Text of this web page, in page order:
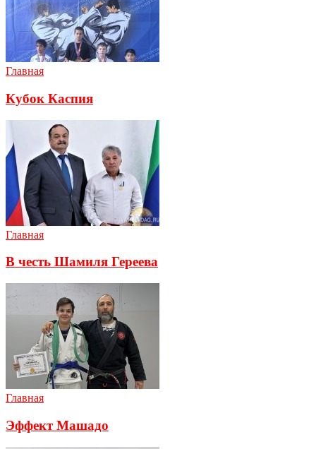
Главная
Кубок Каспия
Главная
В честь Шамиля Гереева
Главная
Эффект Машадо